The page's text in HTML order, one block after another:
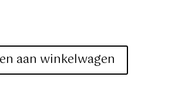
aan winkelwagen